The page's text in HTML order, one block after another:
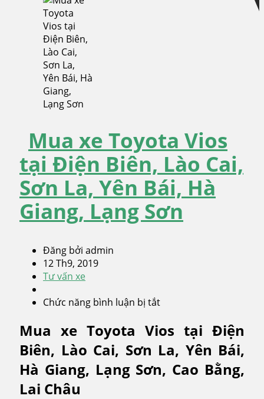
Mua xe Toyota Vios
tại Điện Biên, Lào Cai,
Sơn La, Yên Bái, Hà
Giang, Lạng Sơn
Đăng bởi admin
12 Th9, 2019
Tư vấn xe
Chức năng bình luận bị tắt
xe
Vios
tại
Điện
Mua xe Toyota Vios tại Điện
Biên, Lào Cai, Sơn La, Yên Bái,
Hà Giang, Lạng Sơn, Cao Bằng,
Lai Châu